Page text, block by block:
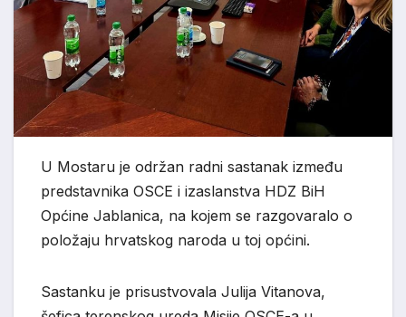
U Mostaru je održan radni sastanak između
predstavnika OSCE i izaslanstva HDZ BiH
Općine Jablanica, na kojem se razgovaralo o
položaju hrvatskog naroda u toj općini.
Sastanku je prisustvovala Julija Vitanova,